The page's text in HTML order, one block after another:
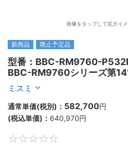
画像をタップして拡大イ
新商品 廃止予定品
型番：BBC-RM9760-
BBC-RM9760シリーズ第
マウント3PCIe
ミスミ
通常単価(税別)： 582,700円
(税込単価)： 640,970円